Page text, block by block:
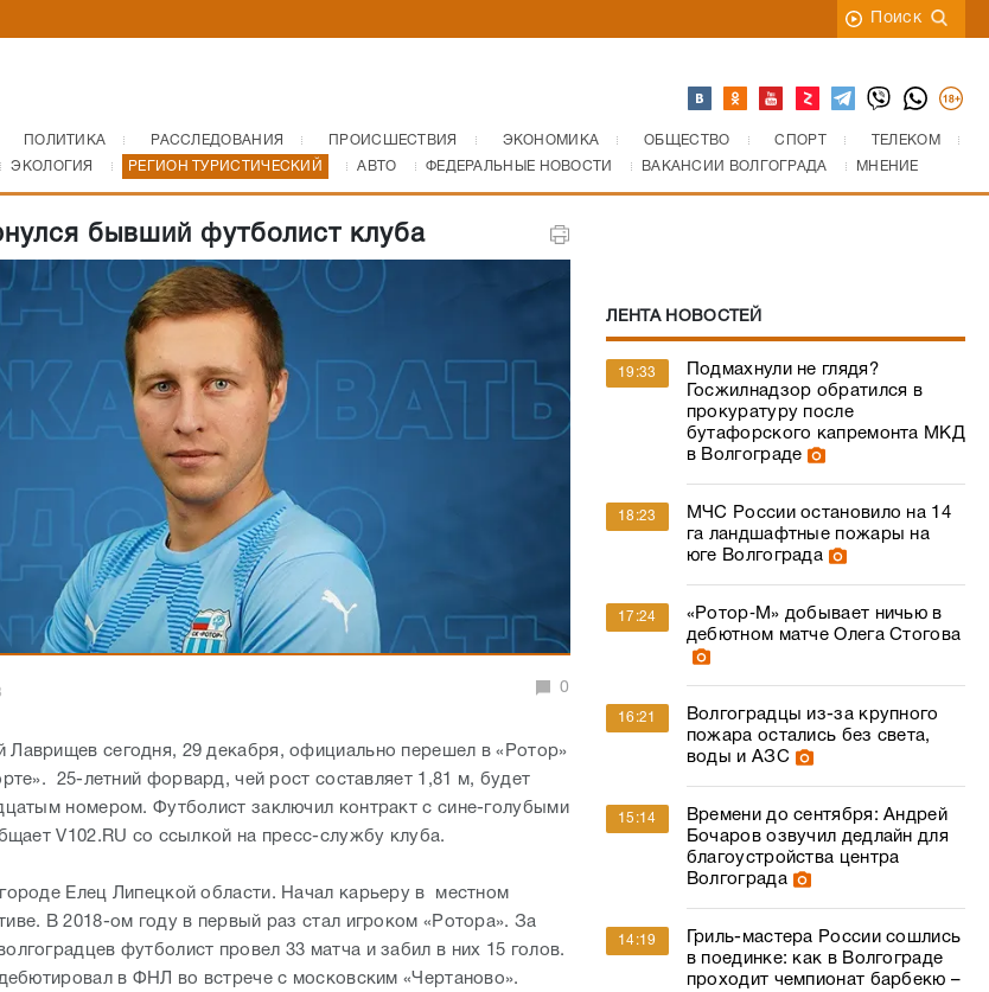
Поиск
ПОЛИТИКА РАССЛЕДОВАНИЯ ПРОИСШЕСТВИЯ ЭКОНОМИКА ОБЩЕСТВО СПОРТ
ТЕЛЕКОМ
ЭКОЛОГИЯ РЕГИОН ТУРИСТИЧЕСКИЙ АВТО ФЕДЕРАЛЬНЫЕ НОВОСТИ ВАКАНСИИ ВОЛГОГРАДА МНЕНИЕ
бывший футболист клуба
0
сегодня, 29 декабря, официально перешел в «Ротор»
25-летний форвард, чей рост составляет 1,81 м, будет
номером. Футболист заключил контракт с сине-голубыми
V102.RU со ссылкой на пресс-службу клуба.
Елец Липецкой области. Начал карьеру в местном
В 2018-ом году в первый раз стал игроком «Ротора». За
футболист провел 33 матча и забил в них 15 голов.
в ФНЛ во встрече с московским «Чертаново».
ЛЕНТА НОВОСТЕЙ
19:33
Подмахнули не глядя?
Госжилнадзор обратился в
прокуратуру после
бутафорского капремонта МКД
в Волгограде
18:23
МЧС России остановило на 14
га ландшафтные пожары на
юге Волгограда
17:24
«Ротор‑М» добывает ничью в
дебютном матче Олега Стогова
16:21
Волгоградцы из-за крупного
пожара остались без света,
воды и АЗС
15:14
Времени до сентября: Андрей
Бочаров озвучил дедлайн для
благоустройства центра
Волгограда
14:19
Гриль-мастера России сошлись
в поединке: как в Волгограде
проходит чемпионат барбекю –